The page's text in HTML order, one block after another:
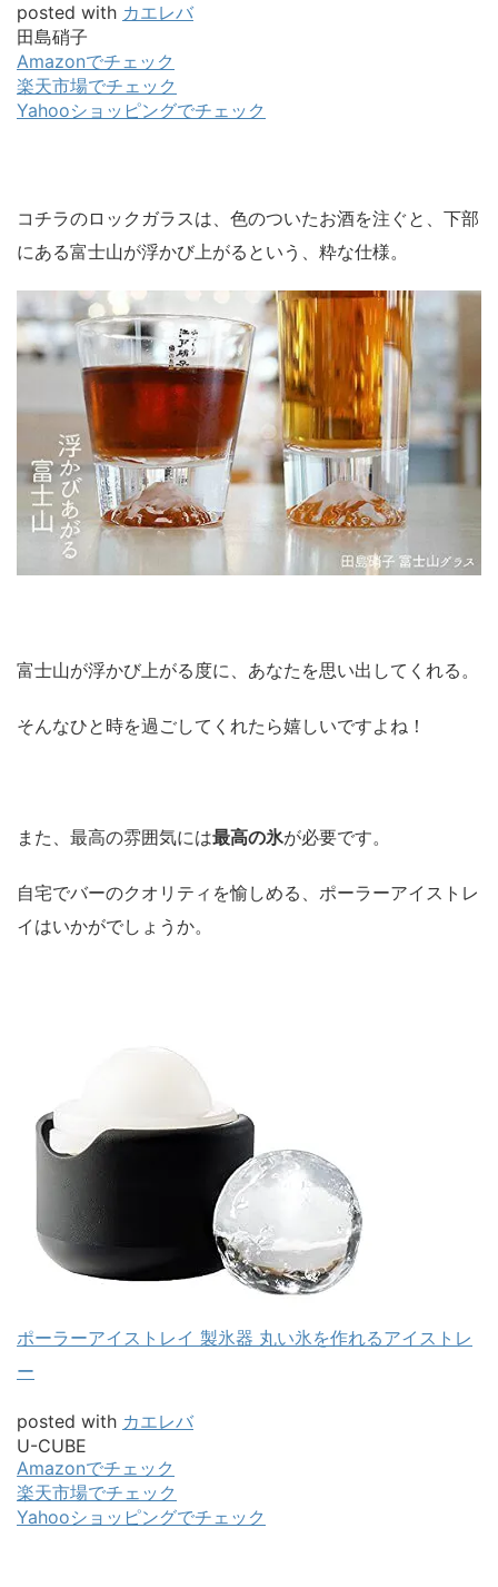
posted with カエレバ
田島硝子
Amazonでチェック
楽天市場でチェック
Yahooショッピングでチェック
コチラのロックガラスは、色のついたお酒を注ぐと、下部
にある富士山が浮かび上がるという、粋な仕様。
富士山が浮かび上がる度に、あなたを思い出してくれる。
そんなひと時を過ごしてくれたら嬉しいですよね！
また、最高の雰囲気には最高の氷が必要です。
自宅でバーのクオリティを愉しめる、ポーラーアイストレ
イはいかがでしょうか。
ポーラーアイストレイ 製氷器 丸い氷を作れるアイストレ
ー
posted with カエレバ
U-CUBE
Amazonでチェック
楽天市場でチェック
Yahooショッピングでチェック